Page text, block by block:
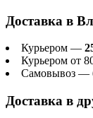
Доставка в
Курьером —
Курьером от
Самовывоз —
Доставка в